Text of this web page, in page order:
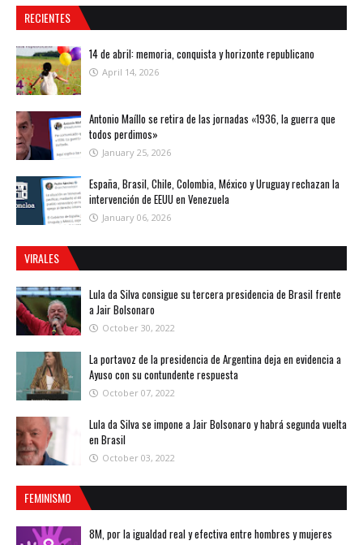
RECIENTES
14 de abril: memoria, conquista y horizonte republicano
April 14, 2026
Antonio Maíllo se retira de las jornadas «1936, la guerra que
todos perdimos»
January 25, 2026
España, Brasil, Chile, Colombia, México y Uruguay rechazan la
intervención de EEUU en Venezuela
January 06, 2026
VIRALES
Lula da Silva consigue su tercera presidencia de Brasil frente
a Jair Bolsonaro
October 30, 2022
La portavoz de la presidencia de Argentina deja en evidencia a
Ayuso con su contundente respuesta
October 07, 2022
Lula da Silva se impone a Jair Bolsonaro y habrá segunda vuelta
en Brasil
October 03, 2022
FEMINISMO
8M, por la igualdad real y efectiva entre hombres y mujeres